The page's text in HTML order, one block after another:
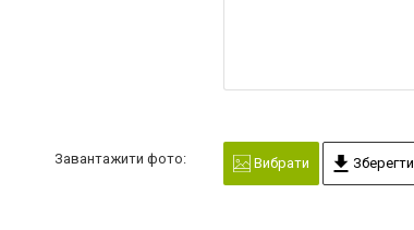
Завантажити фото: Вибрати Зберегти